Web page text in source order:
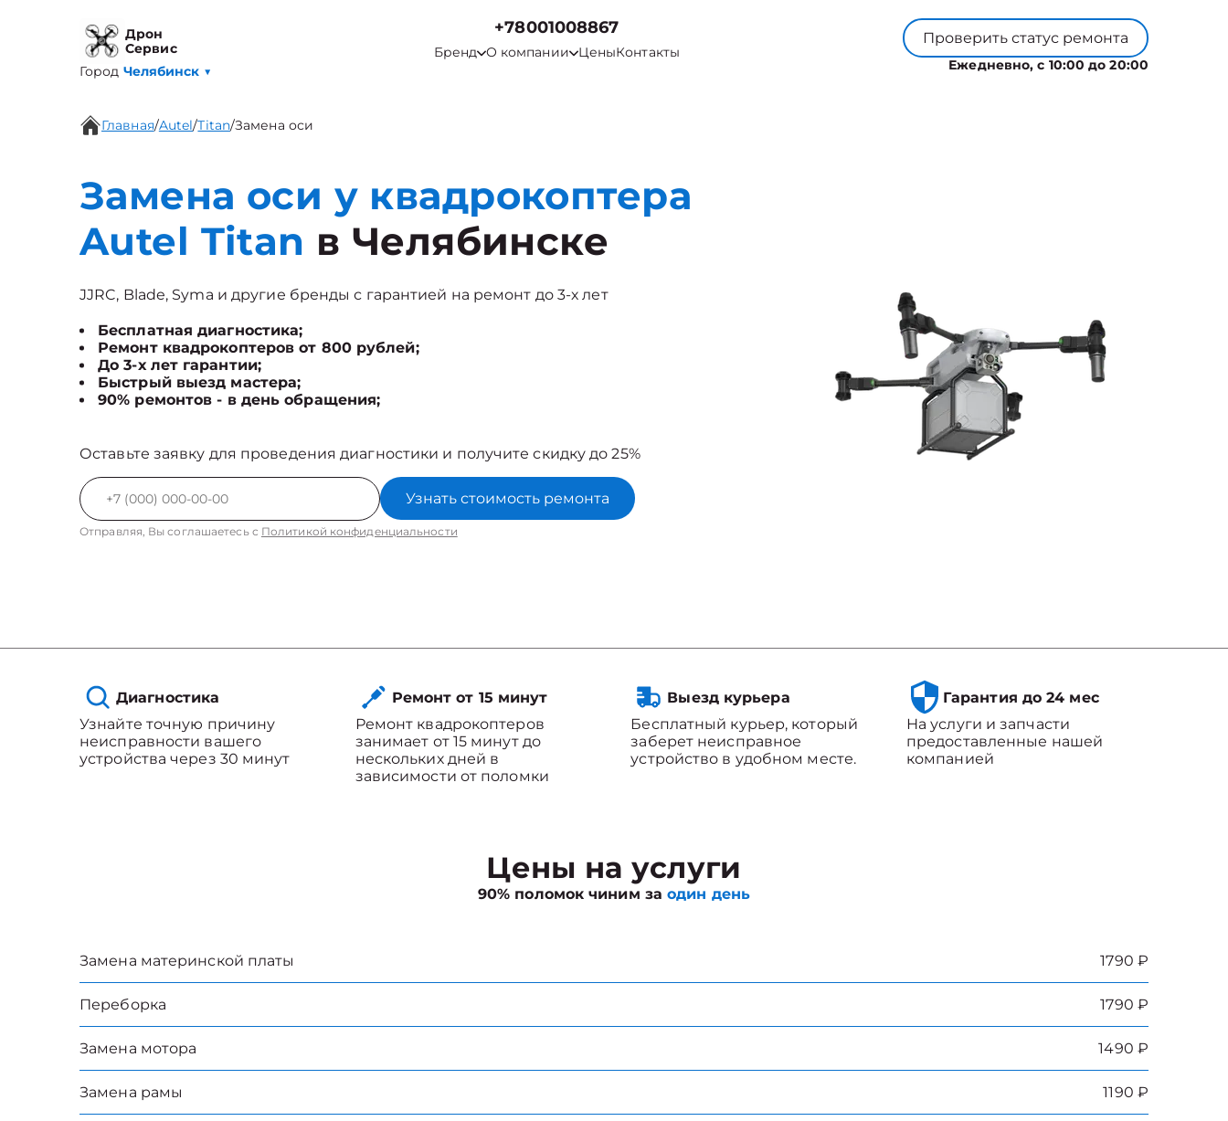
Дрон
Сервис
Город Челябинск ▼
+78001008867
Бренд О компании ЦеныКонтакты
Проверить статус ремонта
Ежедневно, с 10:00 до 20:00
Главная/Autel/Titan/Замена оси
Замена оси у квадрокоптера
Autel Titan в Челябинске
JJRC, Blade, Syma и другие бренды с гарантией на ремонт до 3-х лет
Бесплатная диагностика;
Ремонт квадрокоптеров от 800 рублей;
До 3-х лет гарантии;
Быстрый выезд мастера;
90% ремонтов - в день обращения;
Оставьте заявку для проведения диагностики и получите скидку до 25%
Узнать стоимость ремонта
Отправляя, Вы соглашаетесь с Политикой конфиденциальности
Диагностика
Узнайте точную причину
неисправности вашего
устройства через 30 минут
Ремонт от 15 минут
Ремонт квадрокоптеров
занимает от 15 минут до
нескольких дней в
зависимости от поломки
Выезд курьера
Бесплатный курьер, который
заберет неисправное
устройство в удобном месте.
Гарантия до 24 мес
На услуги и запчасти
предоставленные нашей
компанией
Цены на услуги
90% поломок чиним заодин день
Замена материнской платы 1790 ₽
Переборка 1790 ₽
Замена мотора 1490 ₽
Замена рамы 1190 ₽